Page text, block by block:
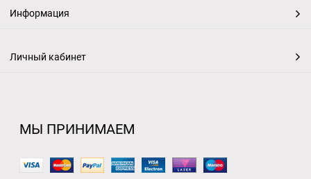
Информация
Личный кабинет
МЫ ПРИНИМАЕМ